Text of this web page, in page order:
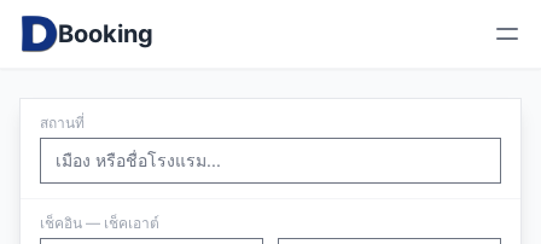
Booking
สถานที่
เช็คอิน — เช็คเอาต์